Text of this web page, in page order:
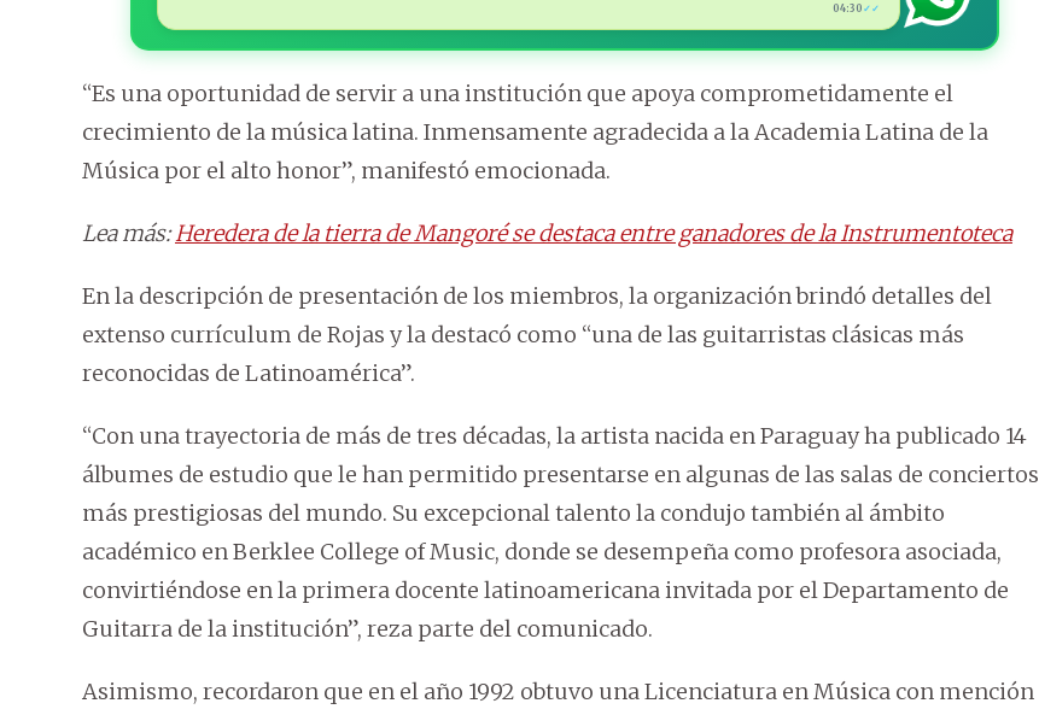
04:30 ✓✓
“Es una oportunidad de servir a una institución que apoya comprometidamente el
crecimiento de la música latina. Inmensamente agradecida a la Academia Latina de la
Música por el alto honor”, manifestó emocionada.
Lea más:Heredera de la tierra de Mangoré se destaca entre ganadores de la Instrumentoteca
En la descripción de presentación de los miembros, la organización brindó detalles del
extenso currículum de Rojas y la destacó como “una de las guitarristas clásicas más
reconocidas de Latinoamérica”.
“Con una trayectoria de más de tres décadas, la artista nacida en Paraguay ha publicado 14
álbumes de estudio que le han permitido presentarse en algunas de las salas de conciertos
más prestigiosas del mundo. Su excepcional talento la condujo también al ámbito
académico en Berklee College of Music, donde se desempeña como profesora asociada,
convirtiéndose en la primera docente latinoamericana invitada por el Departamento de
Guitarra de la institución”, reza parte del comunicado.
Asimismo, recordaron que en el año 1992 obtuvo una Licenciatura en Música con mención